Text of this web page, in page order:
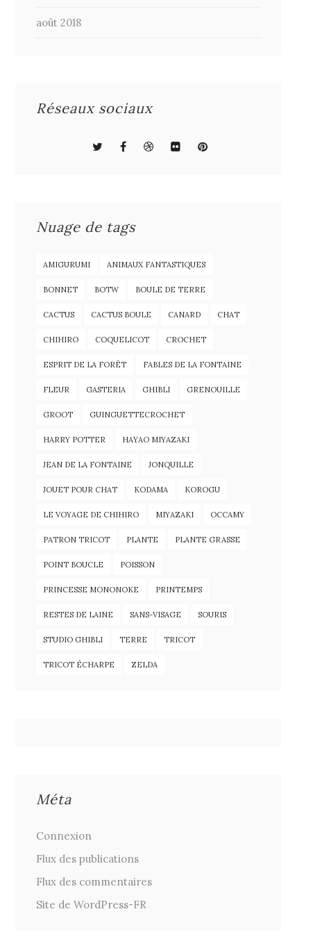
août 2018
Réseaux sociaux
Nuage de tags
AMIGURUMI ANIMAUX FANTASTIQUES
BONNET BOTW BOULE DE TERRE
CACTUS CACTUS BOULE CANARD CHAT
CHIHIRO COQUELICOT CROCHET
ESPRIT DE LA FORÊT FABLES DE LA FONTAINE
FLEUR GASTERIA GHIBLI GRENOUILLE
GROOT GUINGUETTECROCHET
HARRY POTTER HAYAO MIYAZAKI
JEAN DE LA FONTAINE JONQUILLE
JOUET POUR CHAT KODAMA KOROGU
LE VOYAGE DE CHIHIRO MIYAZAKI OCCAMY
PATRON TRICOT PLANTE PLANTE GRASSE
POINT BOUCLE POISSON
PRINCESSE MONONOKE PRINTEMPS
RESTES DE LAINE SANS-VISAGE SOURIS
STUDIO GHIBLI TERRE TRICOT
TRICOT ÉCHARPE ZELDA
Méta
Connexion
Flux des publications
Flux des commentaires
Site de WordPress-FR